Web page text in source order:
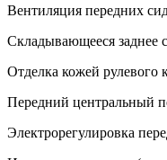
Вентиляция передних
Складывающееся заднее
Отделка кожей рулевого
Передний центральный
Электрорегулировка